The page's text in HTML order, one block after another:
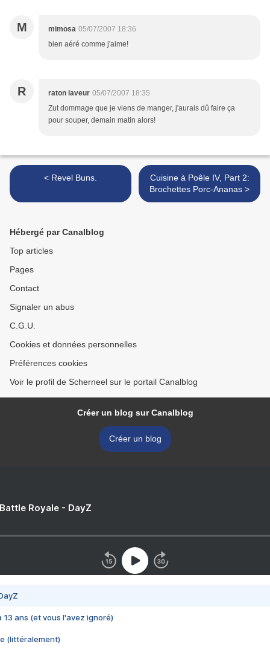
M mimosa 05/07/2007 18:36
bien aéré comme j'aime!
R raton laveur 05/07/2007 18:35
Zut dommage que je viens de manger, j'aurais dû faire ça
pour souper, demain matin alors!
< Revel Buns.
Cuisine à Poêle IV, Part 2:
Brochettes Porc-Ananas >
Hébergé par Canalblog
Top articles
Pages
Contact
Signaler un abus
C.G.U.
Cookies et données personnelles
Préférences cookies
Voir le profil de Scherneel sur le portail Canalblog
Créer un blog sur Canalblog
Créer un blog
Royale - DayZ
13 ans (et vous l'avez ignoré)
(littéralement)